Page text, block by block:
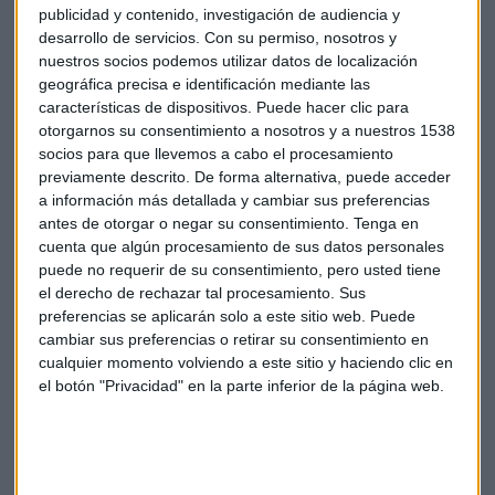
publicidad y contenido, investigación de audiencia y
desarrollo de servicios. Con su permiso, nosotros y
nuestros socios podemos utilizar datos de localización
geográfica precisa e identificación mediante las
características de dispositivos. Puede hacer clic para
otorgarnos su consentimiento a nosotros y a nuestros 1538
socios para que llevemos a cabo el procesamiento
previamente descrito. De forma alternativa, puede acceder
a información más detallada y cambiar sus preferencias
antes de otorgar o negar su consentimiento. Tenga en
cuenta que algún procesamiento de sus datos personales
puede no requerir de su consentimiento, pero usted tiene
el derecho de rechazar tal procesamiento. Sus
preferencias se aplicarán solo a este sitio web. Puede
cambiar sus preferencias o retirar su consentimiento en
cualquier momento volviendo a este sitio y haciendo clic en
el botón "Privacidad" en la parte inferior de la página web.
Inversión Emprendedores Pádel Hook